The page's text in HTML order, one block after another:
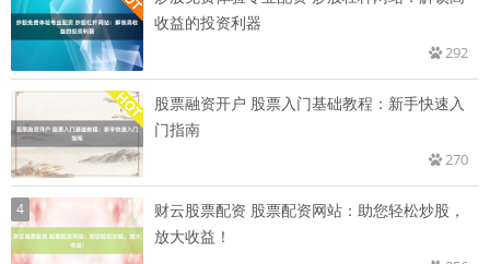
收益的投资利器
292
股票融资开户 股票入门基础教程：新手快速入
门指南
270
4
财云股票配资 股票配资网站：助您轻松炒股，
放大收益！